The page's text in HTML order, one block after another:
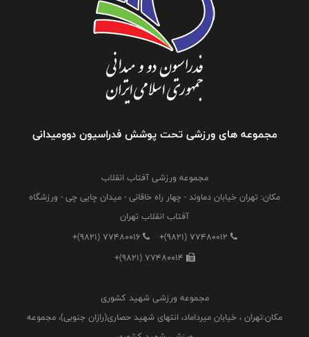
مجموعه های ورزشی تحت پوشش فدراسیون دوومیدانی
مجموعه ورزشی آفتاب انقلاب
مکان: تهران خیابان دماوند - چهار راه خاقانی - میدان چایی چی - ورزشگاه
آفتاب انقلاب تهران
+(9821) 77480012
+(9821) 77480016
+(9821) 77480014
مجموعه ورزشی شهید کشوری
مکان:تهران ، خیابان میرداماد، انتهای شهید حصاری(رازان جنوبی)، مجموعه